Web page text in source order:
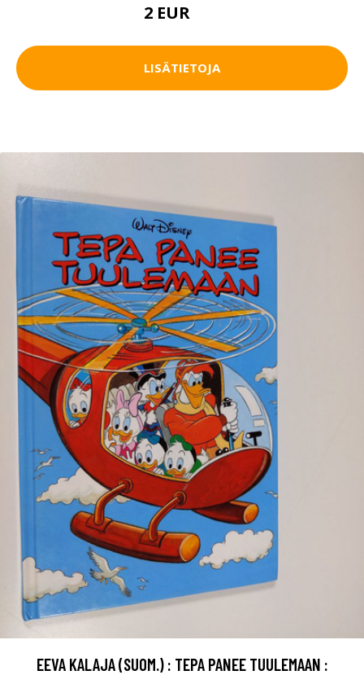
2 EUR
LISÄTIETOJA
EEVA KALAJA (SUOM.) : TEPA PANEE TUULEMAAN :